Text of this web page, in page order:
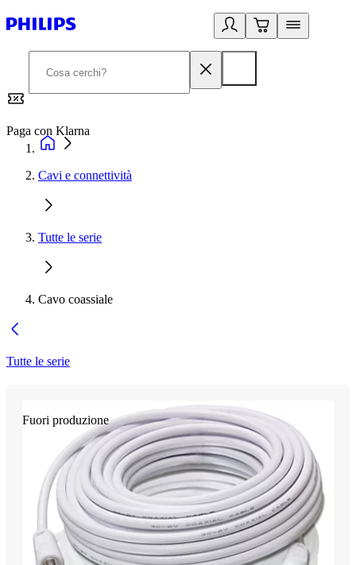
Paga con Klarna
Cavi e connettività
Tutte le serie
Cavo coassiale
Tutte le serie
Fuori produzione